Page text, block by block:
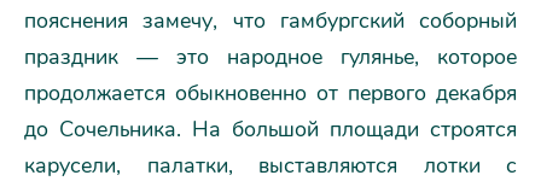
пояснения замечу, что гамбургский соборный
праздник — это народное гулянье, которое
продолжается обыкновенно от первого декабря
до Сочельника. На большой площади строятся
карусели, палатки, выставляются лотки с